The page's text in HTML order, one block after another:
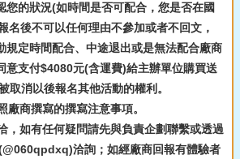
您的狀況(如時間是否可配合，您是否在國
名後不可以任何理由不參加或者不回文，
規定時間配合、中途退出或是無法配合廠商
意支付$4080元(含運費)給主辦單位購買送
取消以後報名其他活動的權利。
廠商撰寫的撰寫注意事項。
，如有任何疑問請先與負責企劃聯繫或透過
洽詢；如經廠商回報有體驗者